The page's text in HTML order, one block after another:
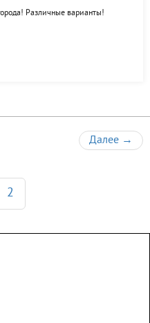
Различные варианты!
Далее →
2